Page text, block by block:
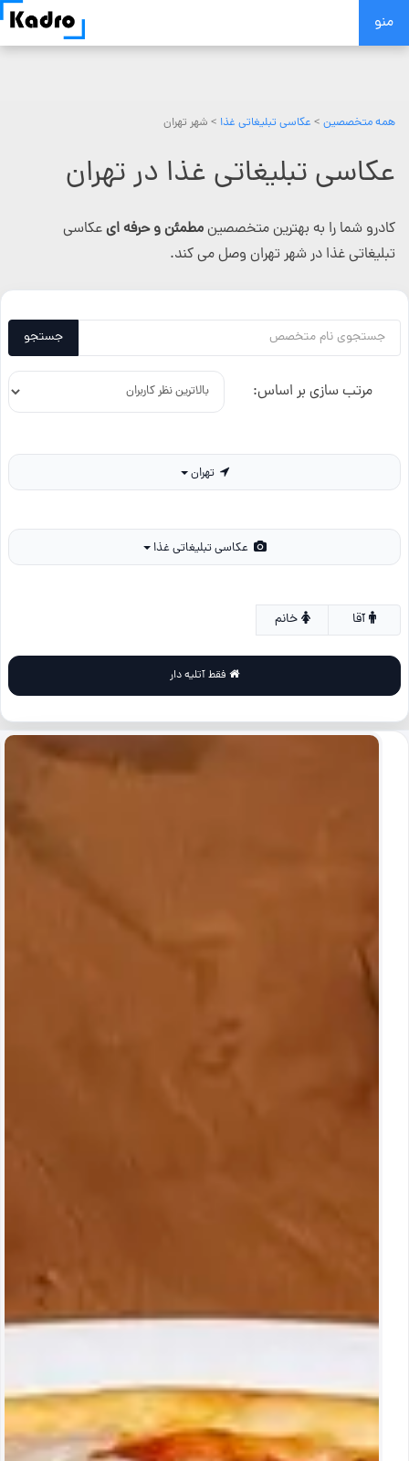
Skip
منو
همه متخصصین > عکاسی تبلیغاتی غذا > شهر تهران
عکاسی تبلیغاتی غذا در تهران
کادرو شما را به بهترین متخصصینمطمئن و حرفه ایعکاسی
تبلیغاتی غذا در شهر تهران وصل می کند.
جستجو
مرتب سازی بر اساس:
تهران
خانم